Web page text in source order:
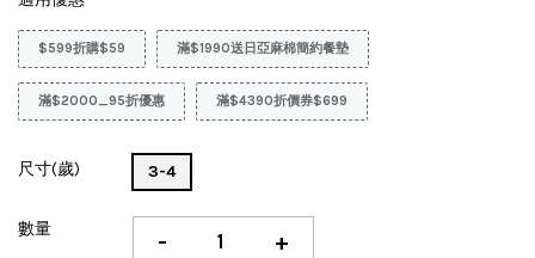
$599折購$59 滿$1990送日亞麻棉簡約餐墊
滿$2000_95折優惠 滿$4390折價券$699
尺寸(歲) 3-4
數量 - +